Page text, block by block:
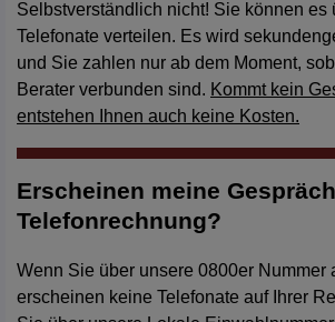
Selbstverständlich nicht! Sie können es
Telefonate verteilen. Es wird
und Sie zahlen nur ab dem Moment,
Berater verbunden sind. Kommt kein
entstehen Ihnen auch keine Kosten.
Erscheinen meine
Telefonrechnung?
Wenn Sie über unsere 0800er Nummer
erscheinen keine Telefonate auf Ihrer